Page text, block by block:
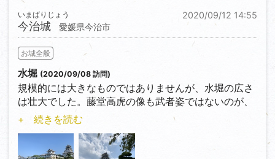
2020/09/12 14:55
今治城
いまばりじょう
愛媛県今治市
お城全般
水堀 (2020/09/08 訪問)
規模的には大きなものではありませんが、水堀の広さ
は壮大でした。藤堂高虎の像も武者姿ではないのが、
一風変わった印象がありました。
+ 続きを読む